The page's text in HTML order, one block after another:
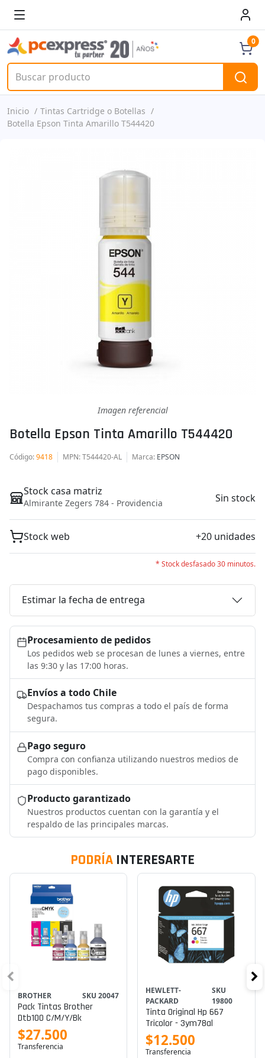
0
Inicio
Tintas Cartridge o Botellas
Botella Epson Tinta Amarillo T544420
Imagen referencial
Botella Epson Tinta Amarillo T544420
Código:9418 MPN: T544420-AL Marca: EPSON
Stock casa matriz
Almirante Zegers 784 - Providencia Sin stock
Stock web +20 unidades
* Stock desfasado 30 minutos.
Estimar la fecha de entrega
Procesamiento de pedidos
Los pedidos web se procesan de lunes a viernes, entre
las 9:30 y las 17:00 horas.
Envíos a todo Chile
Despachamos tus compras a todo el país de forma
segura.
Pago seguro
Compra con confianza utilizando nuestros medios de
pago disponibles.
Producto garantizado
Nuestros productos cuentan con la garantía y el
respaldo de las principales marcas.
PODRÍA INTERESARTE
BROTHER SKU 20047
Pack Tintas Brother
Dtb100 C/m/y/bk
$27.500
Transferencia
HEWLETT-
PACKARD
SKU
19800
Tinta Original Hp 667
Tricolor - 3ym78al
$12.500
Transferencia